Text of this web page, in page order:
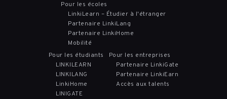
Pour les écoles
LinkiLearn – Étudier à l'étranger
Partenaire LinkiLang
Partenaire LinkiHome
Mobilité
Pour les étudiants
LINKILEARN
LINKILANG
LinkiHome
LINIGATE
Pour les entreprises
Partenaire LinkiGate
Partenaire LinkiEarn
Accès aux talents